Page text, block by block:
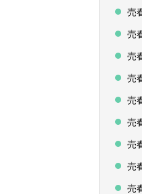
売
売
売
売
売
売
売
売
売